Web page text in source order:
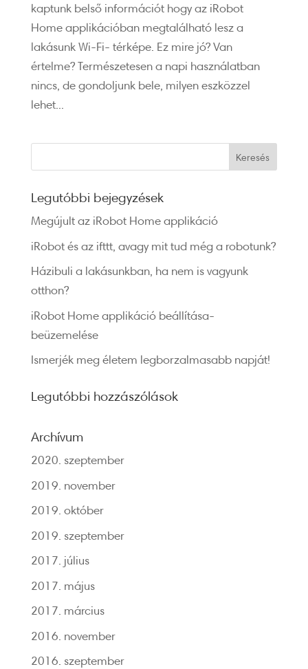
kaptunk belső információt hogy az iRobot
Home applikációban megtalálható lesz a
lakásunk Wi-Fi- térképe. Ez mire jó? Van
értelme? Természetesen a napi használatban
nincs, de gondoljunk bele, milyen eszközzel
lehet...
Legutóbbi bejegyzések
Megújult az iRobot Home applikáció
iRobot és az ifttt, avagy mit tud még a robotunk?
Házibuli a lakásunkban, ha nem is vagyunk
otthon?
iRobot Home applikáció beállítása-
beüzemelése
Ismerjék meg életem legborzalmasabb napját!
Legutóbbi hozzászólások
Archívum
2020. szeptember
2019. november
2019. október
2019. szeptember
2017. július
2017. május
2017. március
2016. november
2016. szeptember